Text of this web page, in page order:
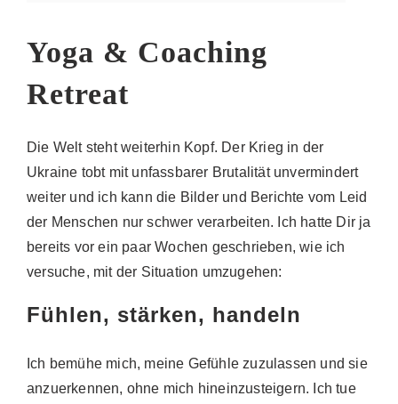
Yoga & Coaching
Retreat
Die Welt steht weiterhin Kopf. Der Krieg in der
Ukraine tobt mit unfassbarer Brutalität unvermindert
weiter und ich kann die Bilder und Berichte vom Leid
der Menschen nur schwer verarbeiten. Ich hatte Dir ja
bereits vor ein paar Wochen geschrieben, wie ich
versuche, mit der Situation umzugehen:
Fühlen, stärken, handeln
Ich bemühe mich, meine Gefühle zuzulassen und sie
anzuerkennen, ohne mich hineinzusteigern. Ich tue